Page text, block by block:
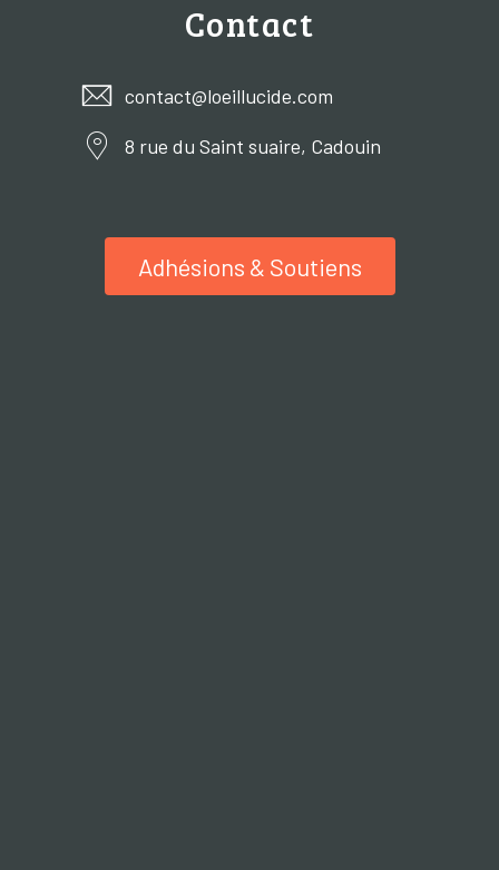
Contact
contact@loeillucide.com
8 rue du Saint suaire, Cadouin
Adhésions & Soutiens